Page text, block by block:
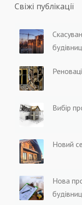
Свіжі публікації
Вибір
Новий
Нова